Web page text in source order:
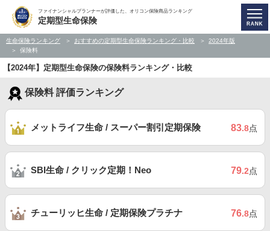
ファイナンシャルプランナーが評価した、オリコン保険商品ランキング
定期型生命保険
生命保険ランキング おすすめの定期型生命保険ランキング・比較
2024年版
保険料
【2024年】定期型生命保険の保険料ランキング・比較
保険料 評価ランキング
メットライフ生命 / スーパー割引定期保険 83.8点
SBI生命 / クリック定期！Neo 79.2点
チューリッヒ生命 / 定期保険プラチナ 76.8点